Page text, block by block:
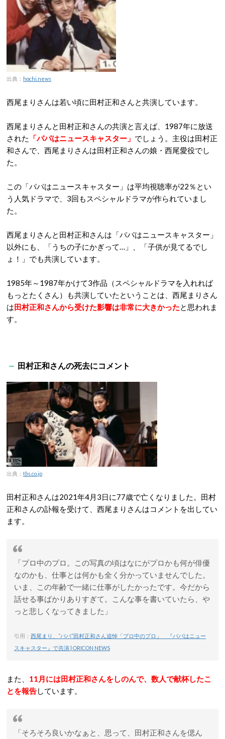
出典： hochi.news
西尾まりさんは若い頃に田村正和さんと共演しています。
西尾まりさんと田村正和さんの共演と言えば、1987年に放送
された
「パパはニュースキャスター」 でしょう。主役は田村正
和さんで、西尾まりさんは田村正和さんの娘・西尾愛役でし
た。
この「パパはニュースキャスター」は平均視聴率が22％とい
う人気ドラマで、3回もスペシャルドラマが作られていまし
た。
西尾まりさんと田村正和さんは「パパはニュースキャスター」
以外にも、「うちの子にかぎって…」、「子供が見てるでし
ょ！」でも共演しています。
1985年～1987年かけて3作品（スペシャルドラマを入れれば
もっとたくさん）も共演していたということは、西尾まりさん
は田村正和さんから受けた影響は非常に大きかったと思われま
す。
田村正和さんの死去にコメント
出典： tbs.co.jp
田村正和さんは2021年4月3日に77歳で亡くなりました。田村
正和さんの訃報を受けて、西尾まりさんはコメントを出してい
ます。
「プロ中のプロ。この写真の頃はなにがプロかも何が俳優
なのかも、仕事とは何かも全く分かっていませんでした。
いま、この年齢で一緒に仕事がしたかったです。今だから
話せる事ばかりありすぎて。こんな事を書いていたら、や
っと悲しくなってきました」
引用： 西尾まり、“パパ”田村正和さん追悼「プロ中のプロ」 『パパはニュー
スキャスター』で共演 | ORICON NEWS
また、 11月には田村正和さんをしのんで、数人で献杯したこ
とを報告しています。
「そろそろ良いかなぁと、思って、田村正和さんを偲ん